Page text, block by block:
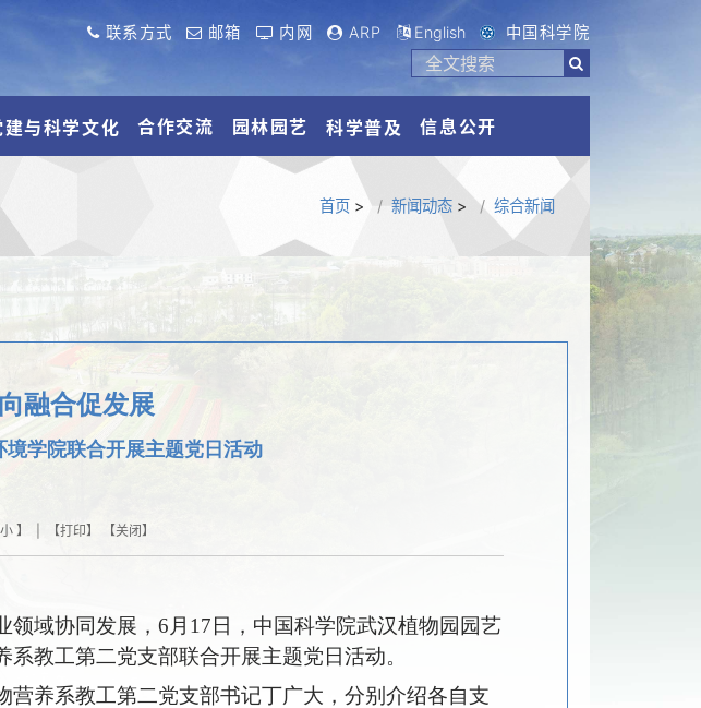
联系方式 邮箱 内网 ARP English 中国科学院
建与科学文化 合作交流 园林园艺 科学普及 信息公开
首页> 新闻动态> 综合新闻
融合促发展
学院联合开展主题党日活动
小】 | 【打印】 【关闭】
域协同发展，6月17日，中国科学院武汉植物园园艺
教工第二党支部联合开展主题党日活动。
养系教工第二党支部书记丁广大，分别介绍各自支